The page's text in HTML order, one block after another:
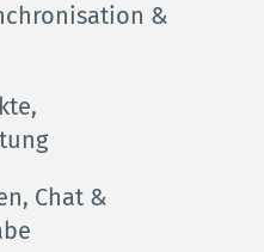
&
Chat &